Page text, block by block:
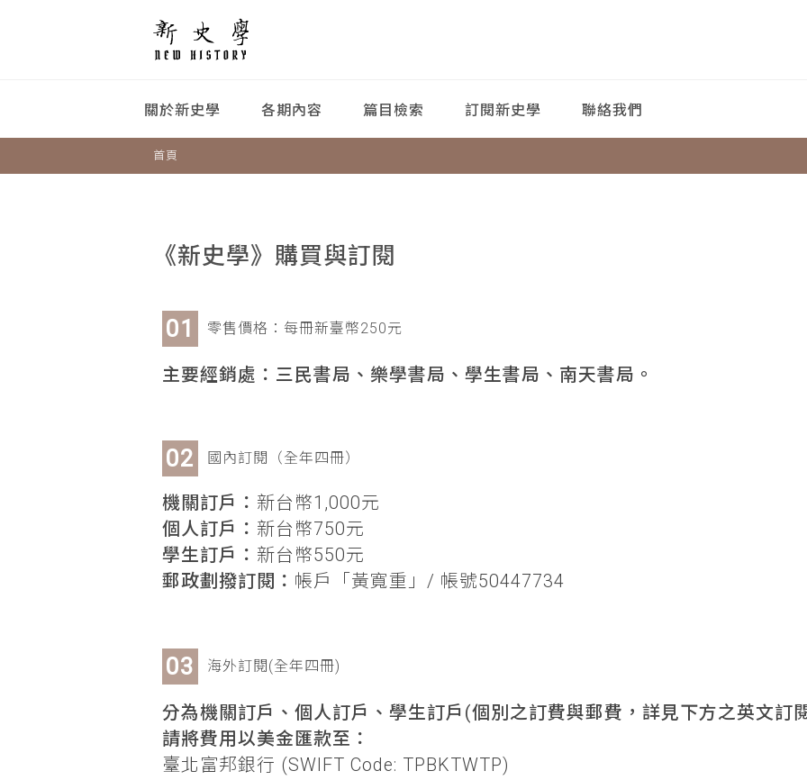
關於新史學 各期內容 篇目檢索 訂閱新史學 聯絡我們
首頁
《新史學》購買與訂閱
零售價格：每冊新臺幣250元
主要經銷處：三民書局、樂學書局、學生書局、南天書局。
國內訂閱（全年四冊）
機關訂戶： 新台幣1,000元
個人訂戶： 新台幣750元
學生訂戶： 新台幣550元
郵政劃撥訂閱： 帳戶「黃寬重」/ 帳號50447734
海外訂閱(全年四冊)
分為機關訂戶、個人訂戶、學生訂戶(個別之訂費與郵費，詳見下方之英文訂
請將費用以美金匯款至：
臺北富邦銀行 (SWIFT Code: TPBKTWTP)